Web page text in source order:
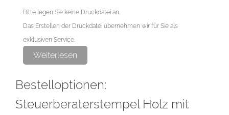
Bitte legen Sie keine Druckdatei an.
Das Erstellen der Druckdatei übernehmen wir für Sie als
exklusiven Service.
Weiterlesen
Bestelloptionen:
Steuerberaterstempel Holz mit